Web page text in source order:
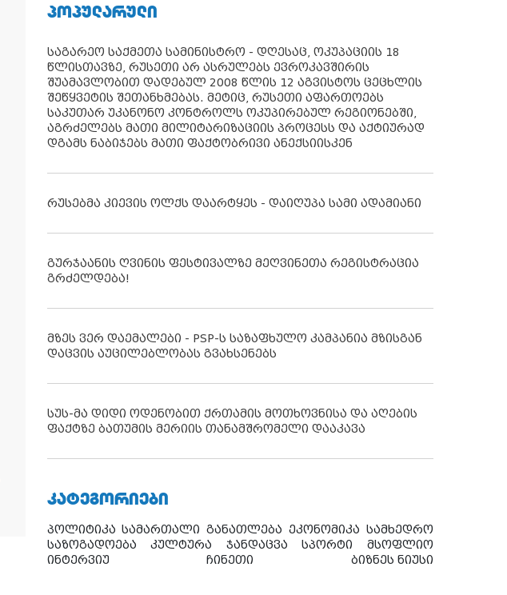
ᲞᲝᲞᲣᲚᲐᲠᲣᲚᲘ
საგარეო საქმეთა სამინისტრო - დღესაც, ოკუპაციის 18
წლისთავზე, რუსეთი არ ასრულებს ევროკავშირის
შუამავლობით დადებულ 2008 წლის 12 აგვისტოს ცეცხლის
შეწყვეტის შეთანხმებას. მეტიც, რუსეთი აფართოებს
საკუთარ უკანონო კონტროლს ოკუპირებულ რეგიონებში,
აგრძელებს მათი მილიტარიზაციის პროცესს და აქტიურად
დგამს ნაბიჯებს მათი ფაქტობრივი ანექსიისკენ
რუსებმა კიევის ოლქს დაარტყეს - დაიღუპა სამი ადამიანი
გურჯაანის ღვინის ფესტივალზე მეღვინეთა რეგისტრაცია
გრძელდება!
მზეს ვერ დაემალები - PSP-ს საზაფხულო კამპანია მზისგან
დაცვის აუცილებლობას გვახსენებს
სუს-მა დიდი ოდენობით ქრთამის მოთხოვნისა და აღების
ფაქტზე ბათუმის მერიის თანამშრომელი დააკავა
ᲙᲐᲢᲔᲒᲝᲠᲘᲔᲑᲘ
პოლიტიკა სამართალი განათლება ეკონომიკა სამხედრო
საზოგადოება
კულტურა ჯანდაცვა სპორტი
მსოფლიო
ინტერვიუ
ჩინეთი ბიზნეს ნიუსი